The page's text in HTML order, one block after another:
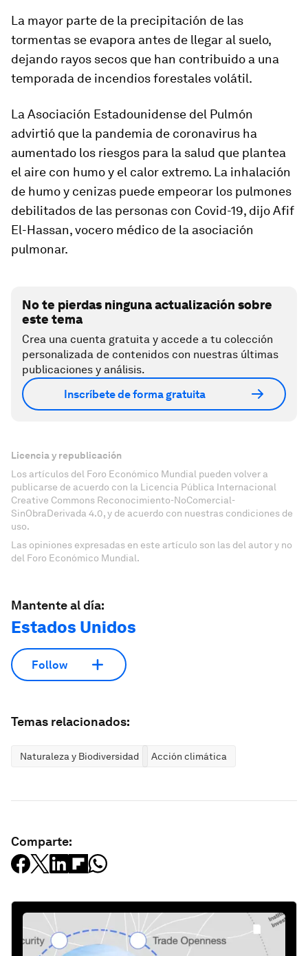
La mayor parte de la precipitación de las
tormentas se evapora antes de llegar al suelo,
dejando rayos secos que han contribuido a una
temporada de incendios forestales volátil.
La Asociación Estadounidense del Pulmón
advirtió que la pandemia de coronavirus ha
aumentado los riesgos para la salud que plantea
el aire con humo y el calor extremo. La inhalación
de humo y cenizas puede empeorar los pulmones
debilitados de las personas con Covid-19, dijo Afif
El-Hassan, vocero médico de la asociación
pulmonar.
No te pierdas ninguna actualización sobre
este tema
Crea una cuenta gratuita y accede a tu colección
personalizada de contenidos con nuestras últimas
publicaciones y análisis.
Inscríbete de forma gratuita
Licencia y republicación
Los artículos del Foro Económico Mundial pueden volver a
publicarse de acuerdo con la Licencia Pública Internacional
Creative Commons Reconocimiento-NoComercial-
SinObraDerivada 4.0, y de acuerdo con nuestras condiciones de
uso.
Las opiniones expresadas en este artículo son las del autor y no
del Foro Económico Mundial.
Mantente al día:
Estados Unidos
Follow
Temas relacionados:
Naturaleza y Biodiversidad Acción climática
Comparte: